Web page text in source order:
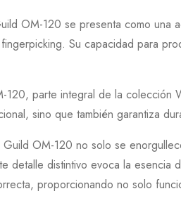
OM-120 se presenta como una
Su capacidad para
120, parte integral de la colección
sino que también garantiza
Guild OM-120 no solo se
detalle distintivo evoca la esencia
proporcionando no solo